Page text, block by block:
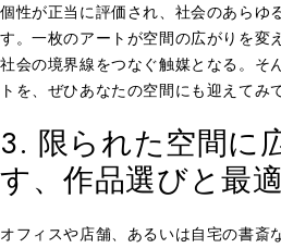
個性が正当に評価され、社会のあらゆ
す。一枚のアートが空間の広がりを変
社会の境界線をつなぐ触媒となる。そ
トを、ぜひあなたの空間にも迎えてみ
3. 限られた空間に
す、作品選びと最
オフィスや店舗、あるいは自宅の書斎